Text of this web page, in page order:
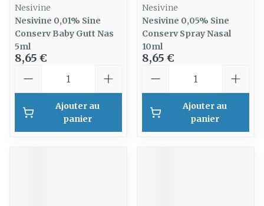
Nesivine
Nesivine 0,01% Sine
Conserv Baby Gutt Nas
5ml
8,65 €
Ajouter au
panier
Nesivine
Nesivine 0,05% Sine
Conserv Spray Nasal
10ml
8,65 €
Ajouter au
panier